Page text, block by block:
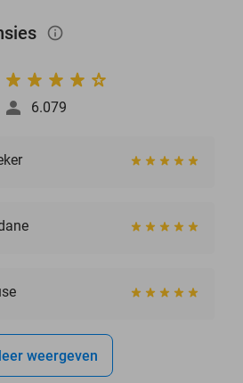
info_outlined
6.079
weergeven